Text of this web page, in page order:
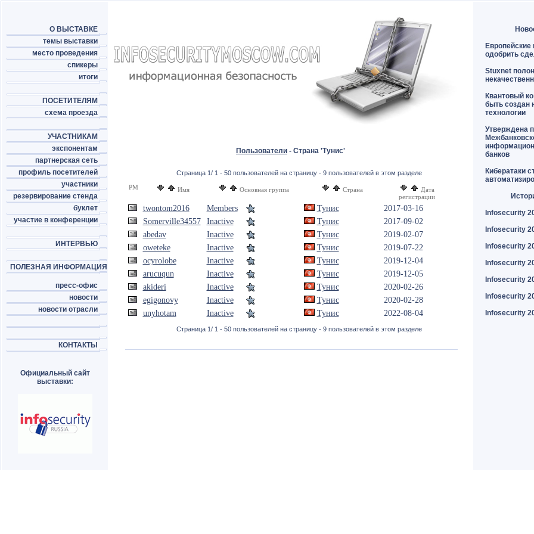
О ВЫСТАВКЕ
темы выставки
место проведения
спикеры
итоги
ПОСЕТИТЕЛЯМ
схема проезда
УЧАСТНИКАМ
экспонентам
партнерская сеть
профиль посетителей
участники
резервирование стенда
буклет
участие в конференции
ИНТЕРВЬЮ
ПОЛЕЗНАЯ ИНФОРМАЦИЯ
пресс-офис
новости
новости отрасли
КОНТАКТЫ
Официальный сайт
выставки:
Пользователи - Страна 'Тунис'
Страница 1/ 1 - 50 пользователей на страницу - 9 пользователей в этом разделе
PM
Имя Основная группа Страна
Дата
регистрации
twontom2016 Members Тунис
2017-03-16
Somerville34557
Inactive Тунис
2017-09-02
abedav
Inactive Тунис
2019-02-07
oweteke
Inactive Тунис
2019-07-22
ocyrolobe
Inactive Тунис
2019-12-04
arucuqun
Inactive Тунис
2019-12-05
akideri
Inactive Тунис
2020-02-26
egigonovy
Inactive Тунис
2020-02-28
unyhotam
Inactive Тунис 2022-08-04
Страница 1/ 1 - 50 пользователей на страницу - 9 пользователей в этом разделе
Европейские
одобрить
Stuxnet
Квантовый
быть создан
технологии
Утверждена
банков
Кибератаки
Infosecurity
Infosecurity
Infosecurity
Infosecurity
Infosecurity
Infosecurity
Infosecurity